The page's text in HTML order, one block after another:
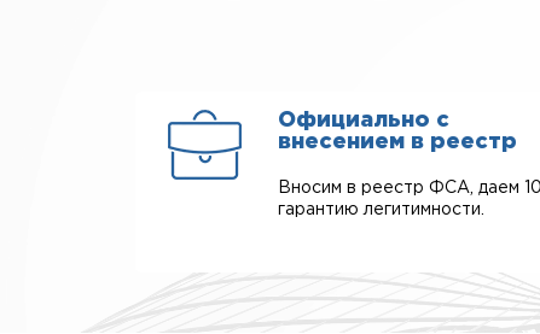
Официально с
внесением в реестр
Вносим в реестр ФСА, даем
гарантию легитимности.